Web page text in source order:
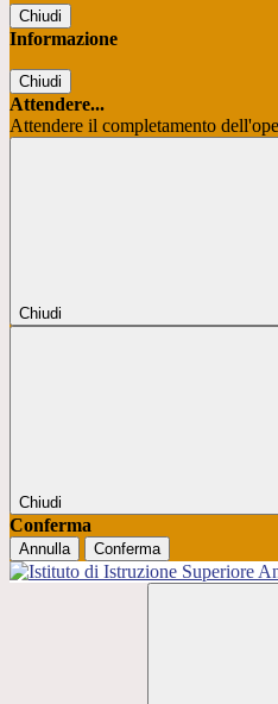
Chiudi
Informazione
Chiudi
Attendere...
Attendere il completamento
Chiudi
Chiudi
Conferma
Annulla Conferma